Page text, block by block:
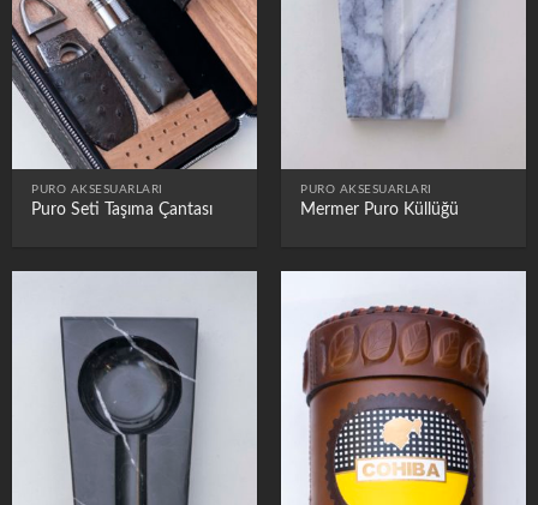
PURO AKSESUARLARI
Puro Seti Taşıma Çantası
PURO AKSESUARLARI
Mermer Puro Küllüğü